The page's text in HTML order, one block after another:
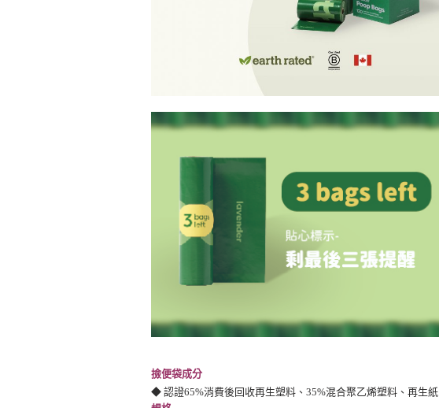
撿便袋成分
◆ 認證65%消費後回收再生塑料、35%混合聚乙烯塑料、再生紙